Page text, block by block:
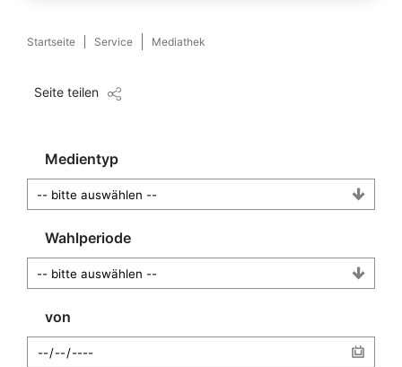
Startseite Service Mediathek
Seite teilen
Medientyp
Wahlperiode
von